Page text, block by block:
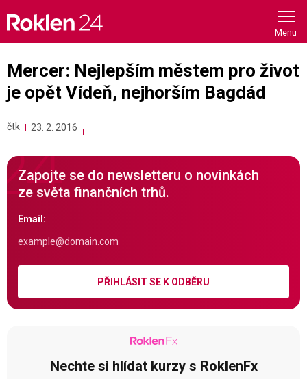
content
Mercer: Nejlepším městem pro život
je opět Vídeň, nejhorším Bagdád
čtk 23. 2. 2016
Zapojte se do newsletteru o novinkách
ze světa finančních trhů.
Email:
PŘIHLÁSIT SE K ODBĚRU
Nechte si hlídat kurzy s RoklenFx